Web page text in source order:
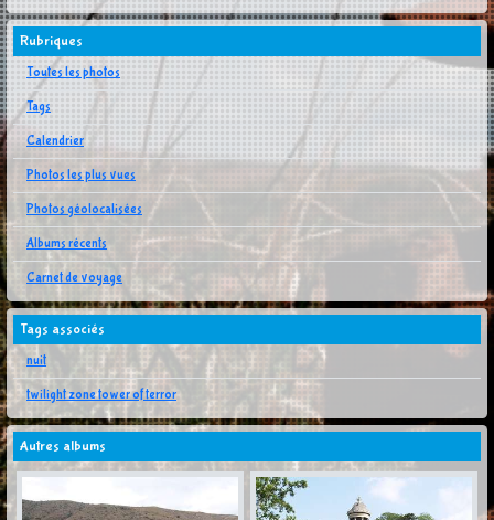
Rubriques
Toutes les photos
Tags
Calendrier
Photos les plus vues
Photos géolocalisées
Albums récents
Carnet de voyage
Tags associés
nuit
twilight zone tower of terror
Autres albums